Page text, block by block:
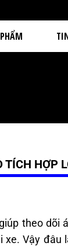
HỢP
theo dõi
Vậy